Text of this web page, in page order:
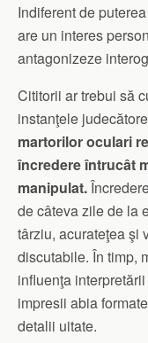
Indiferent de
are un interes
antagonizeze
Cititorii ar trebui să
instanţele
martorilor oculari
încredere întrucât
manipulat.
de câteva zile de la
târziu, acurateţea şi
discutabile. În timp,
influenţa
impresii abia
detalii uitate.